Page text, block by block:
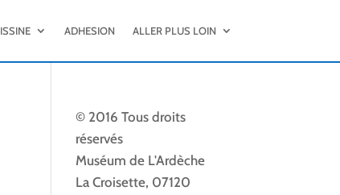
ADHESION ALLER PLUS LOIN
© 2016 Tous droits
réservés
Muséum de L'Ardèche
La Croisette, 07120